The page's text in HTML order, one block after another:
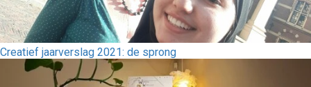
Creatief jaarverslag 2021: de sprong